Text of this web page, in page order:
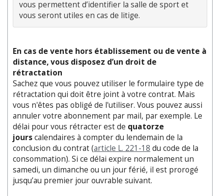
vous permettent d’identifier la salle de sport et
En cas de vente hors établissement ou de vente à
distance, vous disposez d’un droit de
rétractation
Sachez que vous pouvez utiliser le formulaire type de
rétractation qui doit être joint à votre contrat. Mais
vous n'êtes pas obligé de l'utiliser. Vous pouvez aussi
annuler votre abonnement par mail, par exemple. Le
délai pour vous rétracter est de quatorze
jourscalendaires à compter du lendemain de la
conclusion du contrat (article L. 221-18 du code de la
consommation). Si ce délai expire normalement un
samedi, un dimanche ou un jour férié, il est prorogé
jusqu’au premier jour ouvrable suivant.